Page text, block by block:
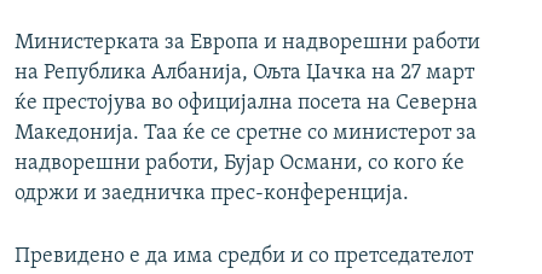
Министерката за Европа и надворешни работи
на Република Албанија, Ољта Џачка на 27 март
ќе престојува во официјална посета на Северна
Македонија. Таа ќе се сретне со министерот за
надворешни работи, Бујар Османи, со кого ќе
одржи и заедничка прес-конференција.
Превидено е да има средби и со претседателот